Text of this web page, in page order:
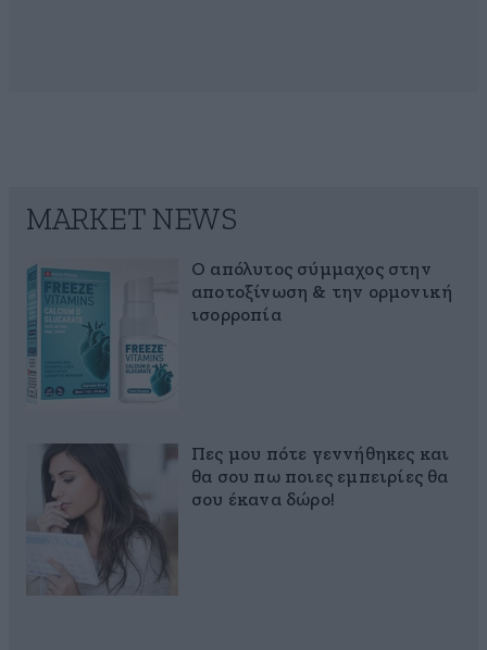
MARKET NEWS
Ο απόλυτος σύμμαχος στην
αποτοξίνωση & την ορμονική
ισορροπία
Πες μου πότε γεννήθηκες και
θα σου πω ποιες εμπειρίες θα
σου έκανα δώρο!